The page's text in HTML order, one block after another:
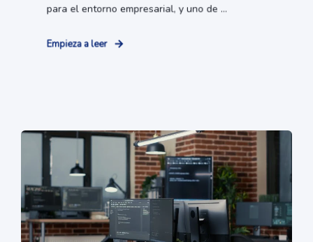
para el entorno empresarial, y uno de ...
Empieza a leer